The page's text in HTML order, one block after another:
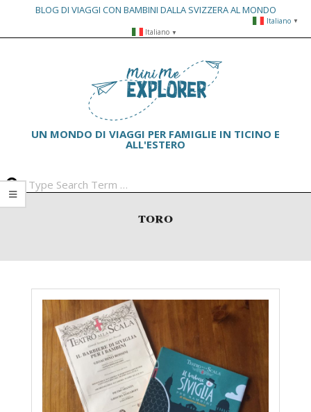
BLOG DI VIAGGI CON BAMBINI DALLA SVIZZERA AL MONDO
Italiano ▼
UN MONDO DI VIAGGI PER FAMIGLIE IN TICINO E
ALL'ESTERO
toro
Italiano ▼